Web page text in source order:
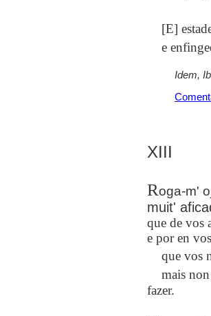
[E]
e
Idem,
XIII
Roga-m'
muit'
que de vos
e por en
que vos
mais
fazer.